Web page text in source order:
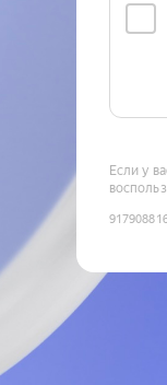
Если у